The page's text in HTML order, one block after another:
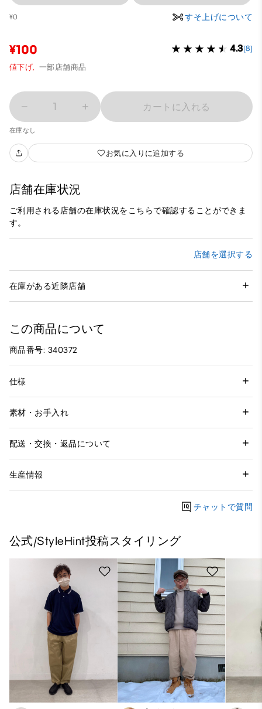
¥0 すそ上げについて
¥100 4.3(8)
値下げ, 一部店舗商品
1 カートに入れる
在庫なし
お気に入りに追加する
店舗在庫状況
ご利用される店舗の在庫状況をこちらで確認することができま
す。
店舗を選択する
在庫がある近隣店舗
この商品について
商品番号: 340372
仕様
素材・お手入れ
配送・交換・返品について
生産情報
チャットで質問
公式/StyleHint投稿スタイリング